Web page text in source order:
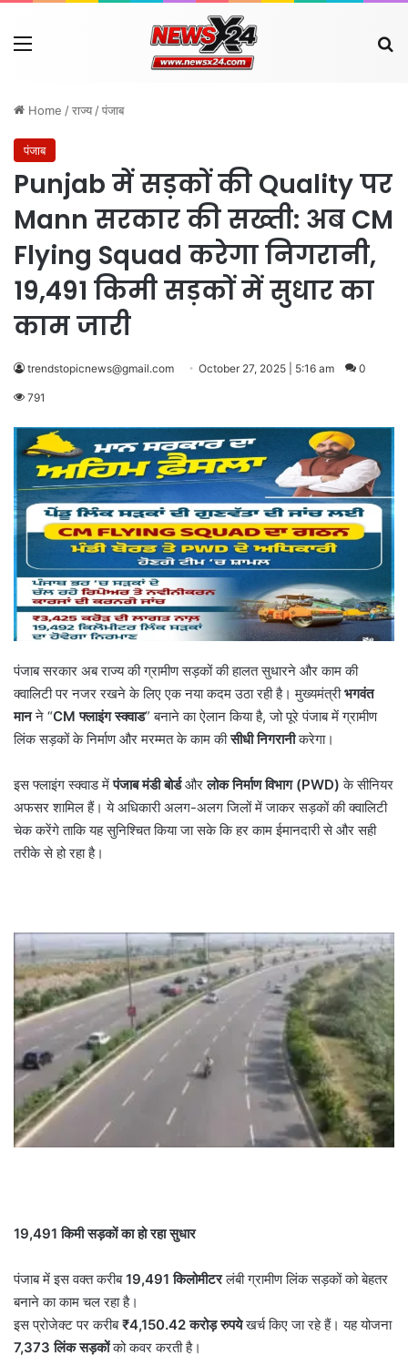
Menu
Home /राज्य /पंजाब
पंजाब
Punjab में सड़कों की Quality पर
Mann सरकार की सख्ती: अब CM
Flying Squad करेगा निगरानी,
19,491 किमी सड़कों में सुधार का
काम जारी
trendstopicnews@gmail.com October 27, 2025 | 5:16 am 0
791
पंजाब सरकार अब राज्य की ग्रामीण सड़कों की हालत सुधारने और काम की
क्वालिटी पर नजर रखने के लिए एक नया कदम उठा रही है। मुख्यमंत्रीभगवंत
मानने “CMफ्लाइंग स्क्वाड” बनाने का ऐलान किया है, जो पूरे पंजाब में ग्रामीण
लिंक सड़कों के निर्माण और मरम्मत के काम कीसीधी निगरानीकरेगा।
इस फ्लाइंग स्क्वाड मेंपंजाब मंडी बोर्डऔरलोक निर्माण विभाग (PWD) के सीनियर
अफसर शामिल हैं। ये अधिकारी अलग-अलग जिलों में जाकर सड़कों की क्वालिटी
चेक करेंगे ताकि यह सुनिश्चित किया जा सके कि हर काम ईमानदारी से और सही
तरीके से हो रहा है।
19,491किमी सड़कों का हो रहा सुधार
पंजाब में इस वक्त करीब19,491किलोमीटरलंबी ग्रामीण लिंक सड़कों को बेहतर
बनाने का काम चल रहा है।
इस प्रोजेक्ट पर करीब₹4,150.42करोड़ रुपयेखर्च किए जा रहे हैं। यह योजना
7,373लिंक सड़कोंको कवर करती है।